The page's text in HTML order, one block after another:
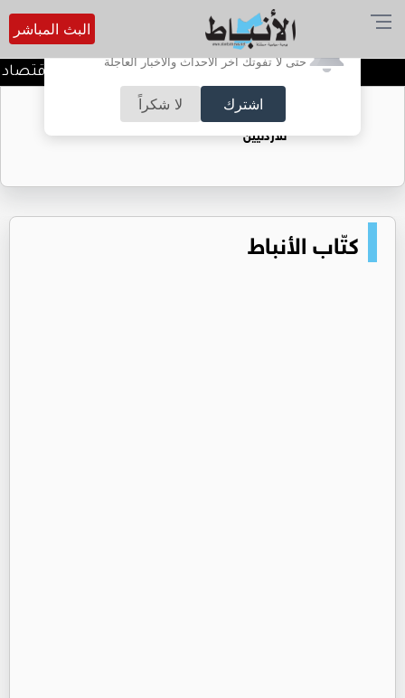
أترغب في تفعيل الإشعارات؟
حتى لا تفوتك آخر الأحداث والأخبار العاجلة
اشترك لا شكراً
البث المباشر
وزير المياه والري ووزير
حقل الريشة حين يتحول الغاز إلى فرص عمل
للأردنيين
كتّاب الأنباط